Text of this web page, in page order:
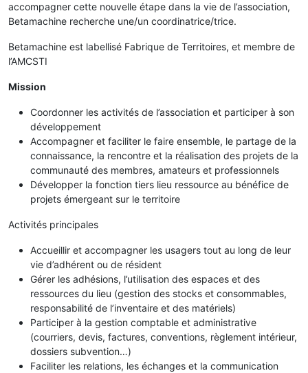
accompagner cette nouvelle étape dans la vie de l’association,
Betamachine recherche une/un coordinatrice/trice.
Betamachine est labellisé Fabrique de Territoires, et membre de
l’AMCSTI
Mission
Coordonner les activités de l’association et participer à son
développement
Accompagner et faciliter le faire ensemble, le partage de la
connaissance, la rencontre et la réalisation des projets de la
communauté des membres, amateurs et professionnels
Développer la fonction tiers lieu ressource au bénéfice de
projets émergeant sur le territoire
Activités principales
Accueillir et accompagner les usagers tout au long de leur
vie d’adhérent ou de résident
Gérer les adhésions, l’utilisation des espaces et des
ressources du lieu (gestion des stocks et consommables,
responsabilité de l’inventaire et des matériels)
Participer à la gestion comptable et administrative
(courriers, devis, factures, conventions, règlement intérieur,
dossiers subvention…)
Faciliter les relations, les échanges et la communication